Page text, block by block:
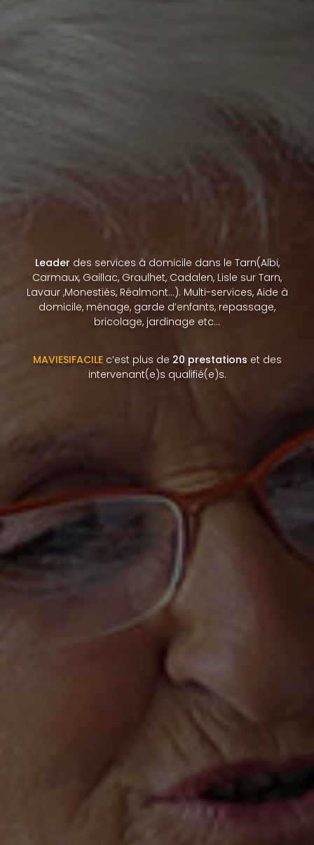
Leader des services à domicile dans le Tarn(Albi,
Carmaux, Gaillac, Graulhet, Cadalen, Lisle sur Tarn,
Lavaur ,Monestiés, Réalmont…). Multi-services, Aide à
domicile, ménage, garde d’enfants, repassage,
bricolage, jardinage etc…
MAVIESIFACILEc’est plus de 20 prestations et des
intervenant(e)s qualifié(e)s.